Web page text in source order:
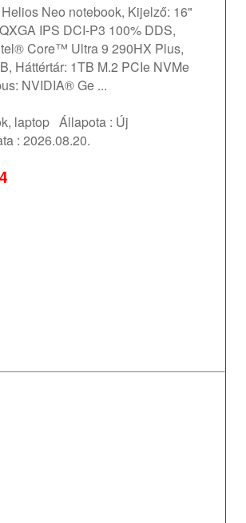
Neo notebook, Kijelző: 16"
IPS DCI-P3 100% DDS,
Core™ Ultra 9 290HX Plus,
Háttértár: 1TB M.2 PCIe NVMe
NVIDIA® Ge ...
laptop Állapota : Új
:2026.08.20.